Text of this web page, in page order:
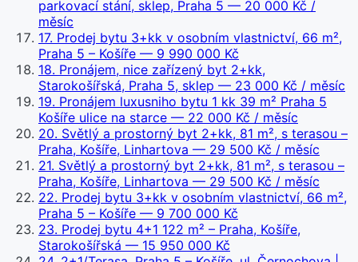
parkovací stání, sklep, Praha 5 — 20 000 Kč /
měsíc
17. Prodej bytu 3+kk v osobním vlastnictví, 66 m²,
Praha 5 – Košíře — 9 990 000 Kč
18. Pronájem, nice zařízený byt 2+kk,
Starokošířská, Praha 5, sklep — 23 000 Kč / měsíc
19. Pronájem luxusniho bytu 1 kk 39 m² Praha 5
Košíře ulice na starce — 22 000 Kč / měsíc
20. Světlý a prostorný byt 2+kk, 81 m², s terasou –
Praha, Košíře, Linhartova — 29 500 Kč / měsíc
21. Světlý a prostorný byt 2+kk, 81 m², s terasou –
Praha, Košíře, Linhartova — 29 500 Kč / měsíc
22. Prodej bytu 3+kk v osobním vlastnictví, 66 m²,
Praha 5 – Košíře — 9 700 000 Kč
23. Prodej bytu 4+1 122 m² – Praha, Košíře,
Starokošířská — 15 950 000 Kč